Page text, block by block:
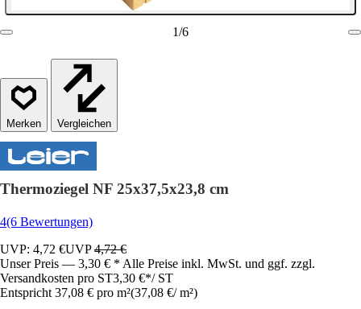
1/6
Vergleichen
Thermoziegel NF 25x37,5x23,8 cm
4(6 Bewertungen)
UVP: 4,72 €UVP4,72 €
Unser Preis — 3,30 € * Alle Preise inkl. MwSt. und ggf. zzgl.
Versandkosten pro ST3,30 €*/ ST
Entspricht 37,08 € pro m²(37,08 €/ m²)